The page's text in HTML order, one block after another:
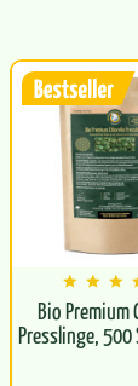
Bio Premium
Presslinge,